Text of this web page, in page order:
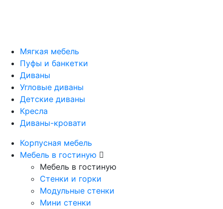
Мягкая мебель
Пуфы и банкетки
Диваны
Угловые диваны
Детские диваны
Кресла
Диваны-кровати
Корпусная мебель
Мебель в гостиную
Мебель в гостиную
Стенки и горки
Модульные стенки
Мини стенки